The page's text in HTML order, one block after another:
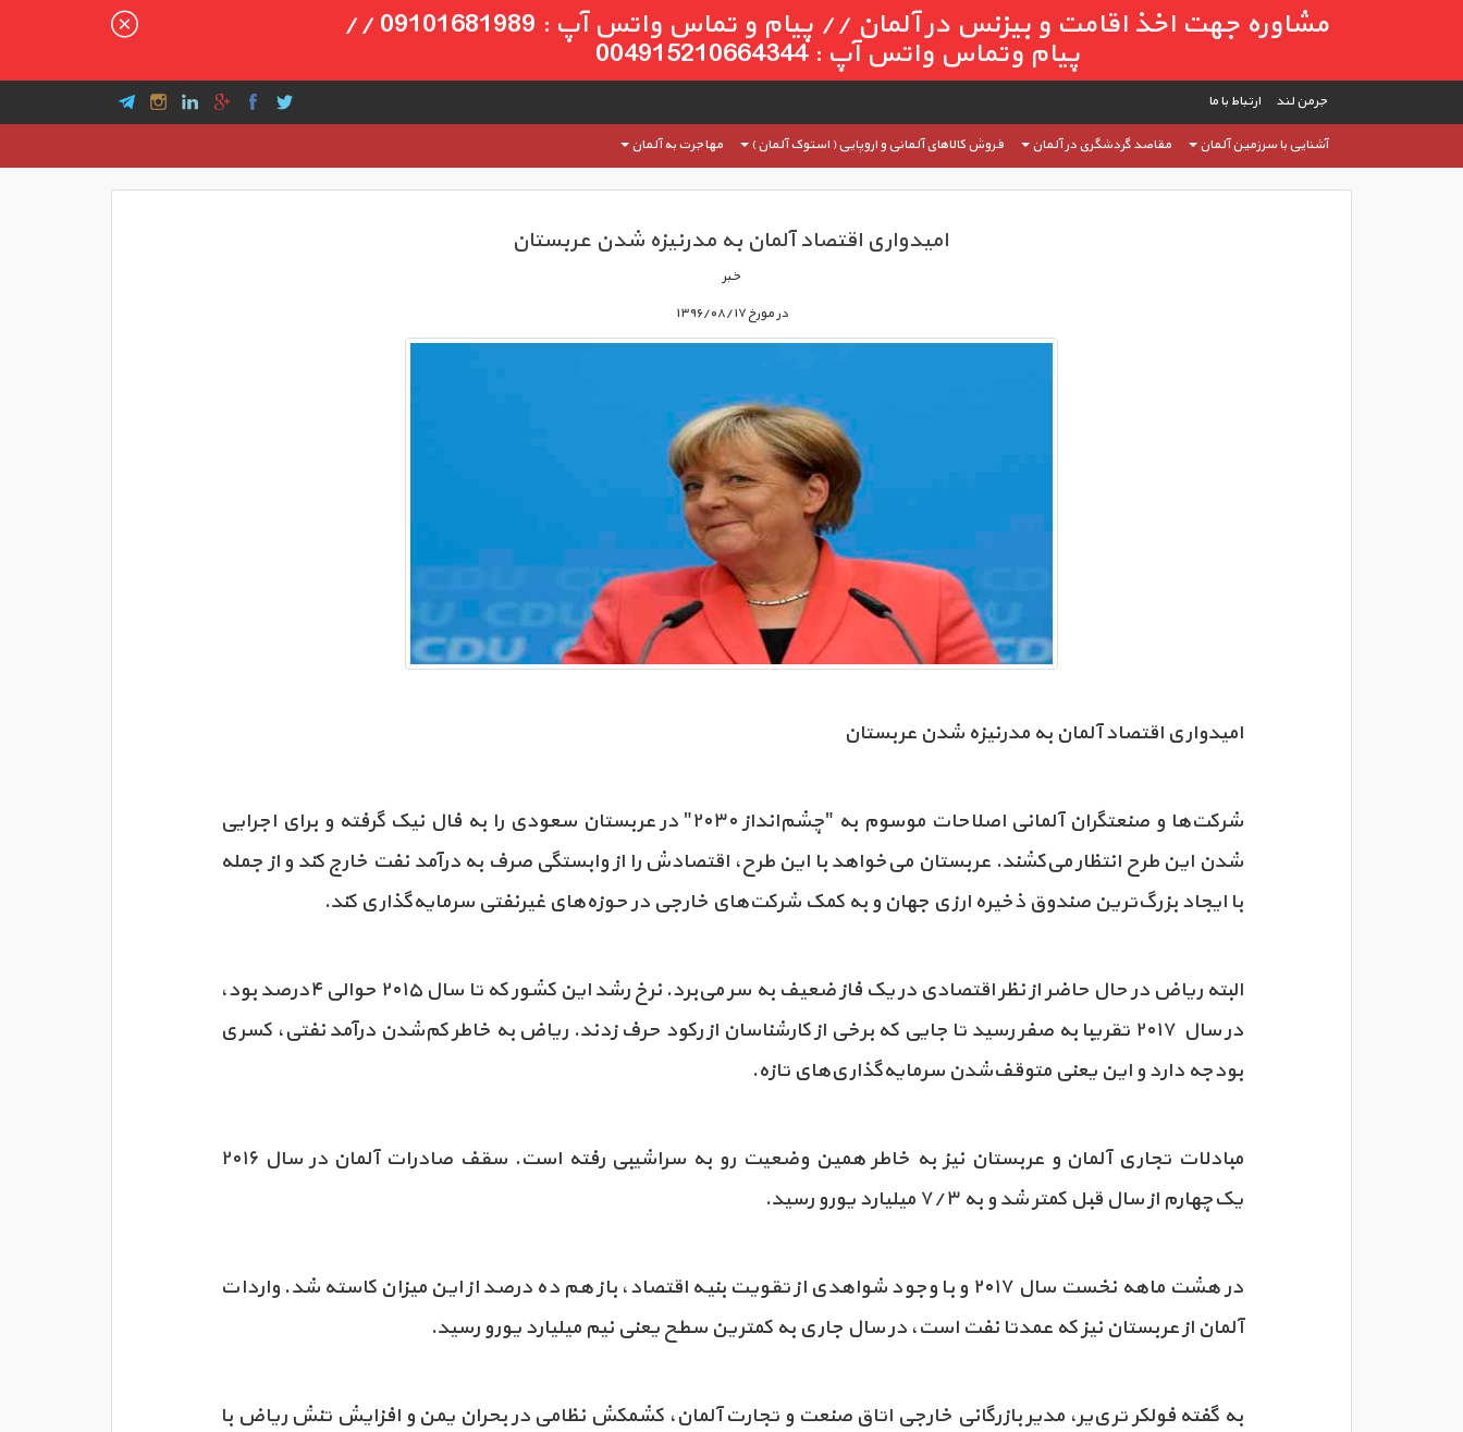
مشاوره جهت اخذ اقامت و بیزنس در آلمان // پیام و تماس واتس آپ : 09101681989 //
پیام وتماس واتس آپ : 004915210664344
جرمن لند ارتباط با ما
آشنایی با سرزمین آلمان مقاصد گردشگری در آلمان فروش کالاهای آلمانی و اروپایی ( استوک آلمان ) مهاجرت به آلمان
امیدواری اقتصاد آلمان به مدرنیزه شدن عربستان
خبر
در مورخ ۱۳۹۶/۰۸/۱۷
امیدواری اقتصاد آلمان به مدرنیزه شدن عربستان
شرکت‌ها و صنعتگران آلمانی اصلاحات موسوم به "چشم‌انداز ۲۰۳۰" در عربستان سعودی را به فال نیک گرفته و برای اجرایی
شدن این طرح انتظار می‌کشند. عربستان می‌خواهد با این طرح، اقتصادش را از وابستگی صرف به درآمد نفت خارج کند و از جمله
با ایجاد بزرگ‌ترین صندوق ذخیره ارزی جهان و به کمک شرکت‌های خارجی در حوزه‌های غیرنفتی سرمایه‌گذاری کند.
البته ریاض در حال حاضر از نظر اقتصادی در یک فاز ضعیف به سر می‌برد. نرخ رشد این کشور که تا سال ۲۰۱۵ حوالی ۴درصد بود،
در سال ۲۰۱۷ تقریبا به صفر رسید تا جایی که برخی از کارشناسان از رکود حرف زدند. ریاض به خاطر کم‌شدن درآمد نفتی، کسری
بودجه دارد و این یعنی متوقف‌شدن سرمایه‌گذاری‌های تازه.
مبادلات تجاری آلمان و عربستان نیز به خاطر همین وضعیت رو به سراشیبی رفته است. سقف صادرات آلمان در سال ۲۰۱۶
یک‌چهارم از سال قبل کمتر شد و به ۷/۳ میلیارد یورو رسید.
در هشت ماهه نخست سال ۲۰۱۷ و با وجود شواهدی از تقویت بنیه اقتصاد، باز هم ده درصد از این میزان کاسته شد. واردات
آلمان از عربستان نیز که عمدتا نفت است، در سال جاری به کمترین سطح یعنی نیم میلیارد یورو رسید.
به گفته فولکر تری‌یر، مدیر بازرگانی خارجی اتاق صنعت و تجارت آلمان، کشمکش نظامی در بحران یمن و افزایش تنش ریاض با